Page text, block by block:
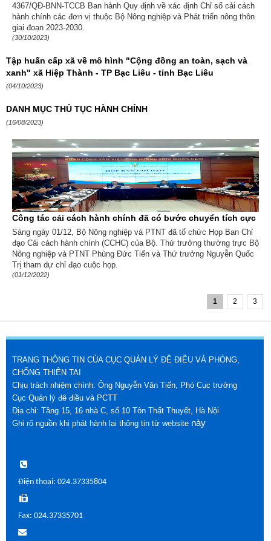
4367/QĐ-BNN-TCCB Ban hành Quy định về xác định Chỉ số cải cách
hành chính các đơn vị thuộc Bộ Nông nghiệp và Phát triển nông thôn
giai đoạn 2023-2030.
(30/10/2023)
Tập huấn cấp xã về mô hình "Cộng đồng an toàn, sạch và
xanh" xã Hiệp Thành - TP Bạc Liêu - tỉnh Bạc Liêu
(04/10/2023)
DANH MỤC THỦ TỤC HÀNH CHÍNH
(16/08/2023)
Công tác cải cách hành chính đã có bước chuyển tích cực
Sáng ngày 01/12, Bộ Nông nghiệp và PTNT đã tổ chức Họp Ban Chỉ
đạo Cải cách hành chính (CCHC) của Bộ. Thứ trưởng thường trực Bộ
Nông nghiệp và PTNT Phùng Đức Tiến và Thứ trưởng Nguyễn Quốc
Trị tham dự chỉ đạo cuộc họp.
(01/12/2022)
1 2 3
TRANG THÔNG TIN CỦA CỤC QUẢN LÝ ĐÊ ĐIỀU VÀ PHÒNG,
CHỐNG THIÊN TAI
Chịu trách nhiệm chính: Ông Nguyễn Văn Tiến, Phó Cục trưởng
Cục Quản lý đê điều và PCTT
Địa chỉ: Tầng 15, 16 nhà C, số 10 Tôn Thất Thuyết, Hà Nội
Ghi rõ nguồn khi phát hành lại thông tin từ website này
Điện thoại: 024.37335804
Fax: 024.37335701